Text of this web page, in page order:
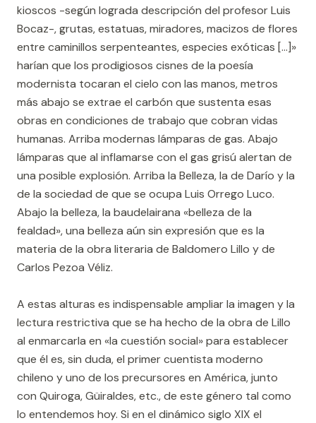
kioscos -según lograda descripción del profesor Luis
Bocaz-, grutas, estatuas, miradores, macizos de flores
entre caminillos serpenteantes, especies exóticas […]»
harían que los prodigiosos cisnes de la poesía
modernista tocaran el cielo con las manos, metros
más abajo se extrae el carbón que sustenta esas
obras en condiciones de trabajo que cobran vidas
humanas. Arriba modernas lámparas de gas. Abajo
lámparas que al inflamarse con el gas grisú alertan de
una posible explosión. Arriba la Belleza, la de Darío y la
de la sociedad de que se ocupa Luis Orrego Luco.
Abajo la belleza, la baudelairana «belleza de la
fealdad», una belleza aún sin expresión que es la
materia de la obra literaria de Baldomero Lillo y de
Carlos Pezoa Véliz.
A estas alturas es indispensable ampliar la imagen y la
lectura restrictiva que se ha hecho de la obra de Lillo
al enmarcarla en «la cuestión social» para establecer
que él es, sin duda, el primer cuentista moderno
chileno y uno de los precursores en América, junto
con Quiroga, Güiraldes, etc., de este género tal como
lo entendemos hoy. Si en el dinámico siglo XIX el